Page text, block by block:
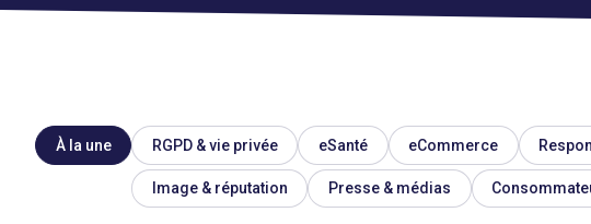
À la une RGPD & vie privée eSanté eCommerce
Image & réputation Presse & médias